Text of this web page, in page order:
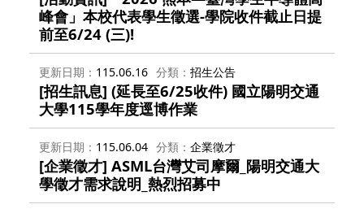
峰會」本校代表學生徵選-學院收件截止日提
前至6/24 (三)!
更新日期 115.06.16 分類 招生公告
[招生訊息] (延長至6/25收件) 國立陽明交通
大學115學年度逕博作業
更新日期 115.06.04 分類 企業徵才
[企業徵才] ASML台灣艾司摩爾_陽明交通大
學徵才需求說明_熱烈招募中